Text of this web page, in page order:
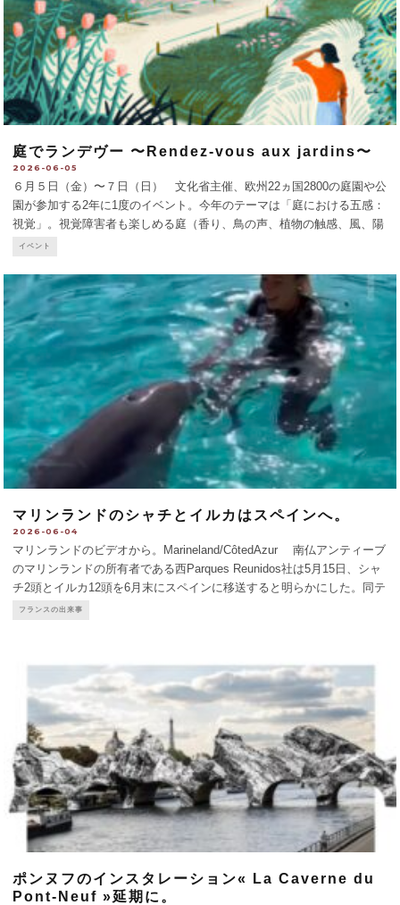
庭でランデヴー 〜Rendez-vous aux jardins〜
2026-06-05
６月５日（金）〜７日（日） 文化省主催、欧州22ヵ国2800の庭園や公
園が参加する2年に1度のイベント。今年のテーマは「庭における五感：
視覚」。視覚障害者も楽しめる庭（香り、鳥の声、植物の触感、風、陽
光など視覚以外の感覚を刺激する庭）についての考察や、ルネサンス期
イベント
マリンランドのシャチとイルカはスペインへ。
2026-06-04
マリンランドのビデオから。Marineland/CôtedAzur 南仏アンティーブ
のマリンランドの所有者である西Parques Reunidos社は5月15日、シャ
チ2頭とイルカ12頭を6月末にスペインに移送すると明らかにした。同テ
ーマパークは、海の哺乳類の捕獲・飼育・ショーを禁じる2021年法によ
フランスの出来事
ポンヌフのインスタレーション« La Caverne du
Pont-Neuf »延期に。